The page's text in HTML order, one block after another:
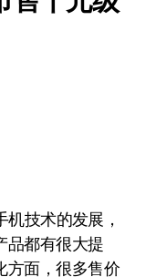
技术的发展，
品都有很大提
方面，很多售价